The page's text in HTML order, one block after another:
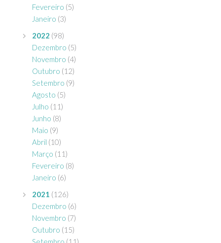
Fevereiro (5)
Janeiro (3)
2022 (98)
Dezembro (5)
Novembro (4)
Outubro (12)
Setembro (9)
Agosto (5)
Julho (11)
Junho (8)
Maio (9)
Abril (10)
Março (11)
Fevereiro (8)
Janeiro (6)
2021 (126)
Dezembro (6)
Novembro (7)
Outubro (15)